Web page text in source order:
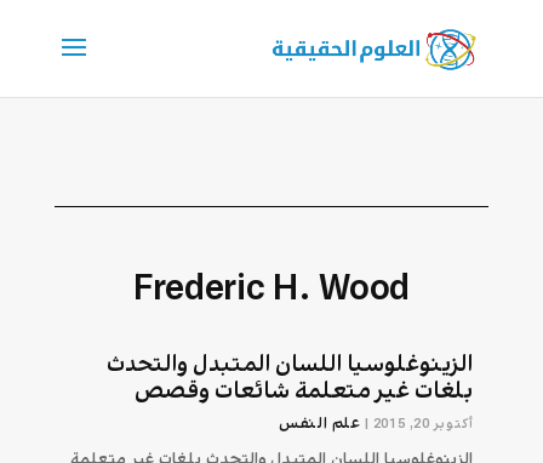
Frederic H. Wood
الزينوغلوسيا اللسان المتبدل والتحدث
بلغات غير متعلمة شائعات وقصص
أكتوبر 20, 2015 | علم النفس